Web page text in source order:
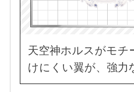
天空神ホルスがモチ
けにくい翼が、強力